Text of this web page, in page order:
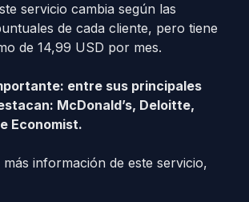
servicio cambia según las
de cada cliente, pero tiene
de 14,99 USD por mes.
entre sus principales
McDonald’s, Deloitte,
Economist.
información de este servicio,